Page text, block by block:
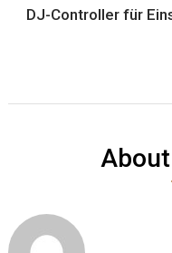
DJ-Controller für